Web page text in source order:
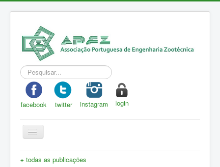
Pesquisar...
facebook twitter instagram login
Toggle
Navigation
APEZ
+ todas as publicações